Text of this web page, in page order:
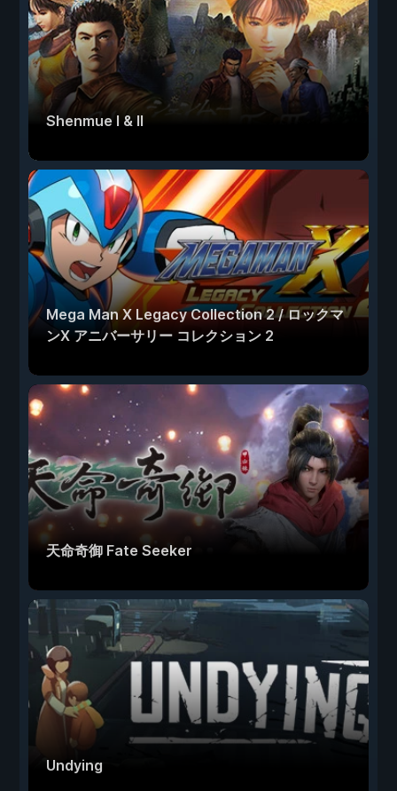
Shenmue I & II
Mega Man X Legacy Collection 2 / ロックマ
ンX アニバーサリー コレクション 2
天命奇御 Fate Seeker
Undying